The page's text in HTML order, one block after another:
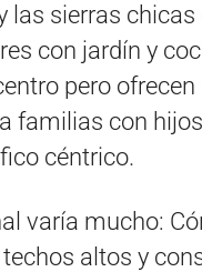
las sierras
con jardín y
pero
familias con
céntrico.
varía mucho:
altos y